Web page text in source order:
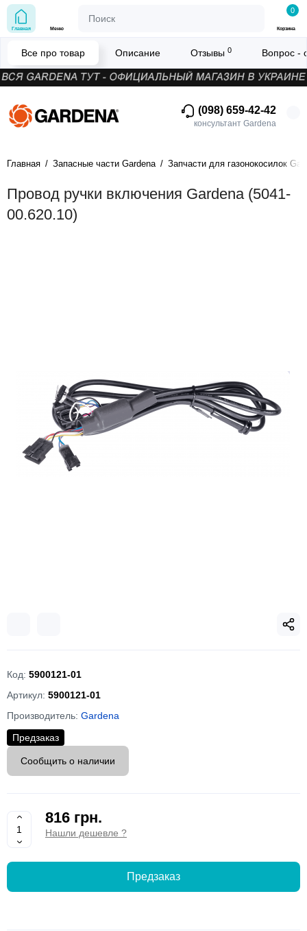
(098) 659-42-42
консультант Gardena
Главная Меню
0
Корзина
Главная Запасные части Gardena Запчасти для газонокосилок
Провод ручки включения Gardena (5041-
00.620.10)
Все про товар Описание Отзывы 0 Вопрос -
Код: 5900121-01
Артикул: 5900121-01
Производитель: Gardena
Предзаказ
Сообщить о наличии
816 грн.
Нашли дешевле ?
Предзаказ